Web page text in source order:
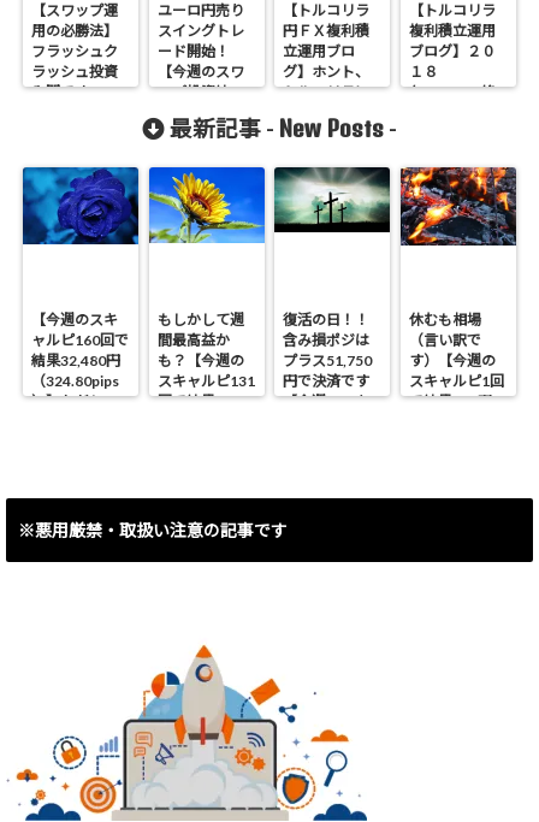
【スワップ運
用の必勝法】
フラッシュク
ラッシュ投資
入門です。
ユーロ円売り
スイングトレ
ード開始！
【今週のスワ
ップ投資結
【トルコリラ
円ＦＸ複利積
立運用ブロ
グ】ホント、
トルコリラに
れます！（9月
【トルコリラ
複利積立運用
ブログ】２０
１８
年・・・、終
最新記事 - New Posts -
【今週のスキ
ャルピ160回で
結果32,480円
（324.80pips
）】ただしス
もしかして週
間最高益か
も？【今週の
スキャルピ131
回で結果
復活の日！！
含み損ポジは
プラス51,750
円で決済です
【今週のスキ
休むも相場
（言い訳で
す）【今週の
スキャルピ1回
で結果460円
※悪用厳禁・取扱い注意の記事です